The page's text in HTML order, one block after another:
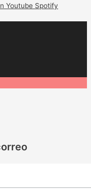
Youtube Spotify